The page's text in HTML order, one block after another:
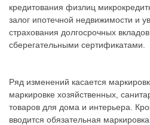
кредитования физлиц
залог ипотечной недвижимости и
страхования долгосрочных
сберегательными сертификатами.
Ряд изменений касается
маркировке хозяйственных,
товаров для дома и интерьера.
вводится обязательная